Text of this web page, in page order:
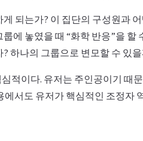
되는가? 이 집단의 구성원과
에 놓였을 때 “화학 반응”을 할
하나의 그룹으로 변모할 수 있
적이다. 유저는 주인공이기 때
서도 유저가 핵심적인 조정자